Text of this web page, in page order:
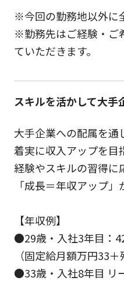
※今回の勤務地以外に
※勤務先はご経験・ご
ていただきます。
スキルを活かして大手
大手企業への配属を通
着実に収入アップを目
経験やスキルの習得に
「成長＝年収アップ」
【年収例】
●29歳・入社3年目：
（固定給月額万円33＋
●33歳・入社8年目 リ